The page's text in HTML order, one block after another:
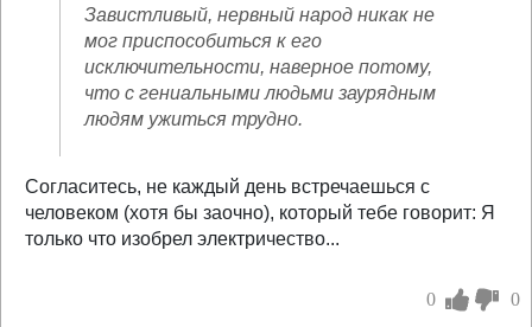
Завистливый, нервный народ никак не
мог приспособиться к его
исключительности, наверное потому,
что с гениальными людьми заурядным
людям ужиться трудно.
Согласитесь, не каждый день встречаешься с
человеком (хотя бы заочно), который тебе говорит: Я
только что изобрел электричество...
0 0